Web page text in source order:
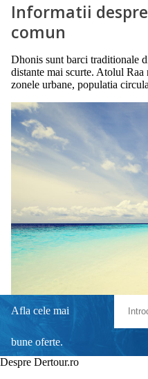
Informatii
comun
Dhonis sunt barci traditionale
distante mai scurte. Atolul
zonele urbane, populatia
Afla cele mai
bune oferte.
Despre Dertour.ro